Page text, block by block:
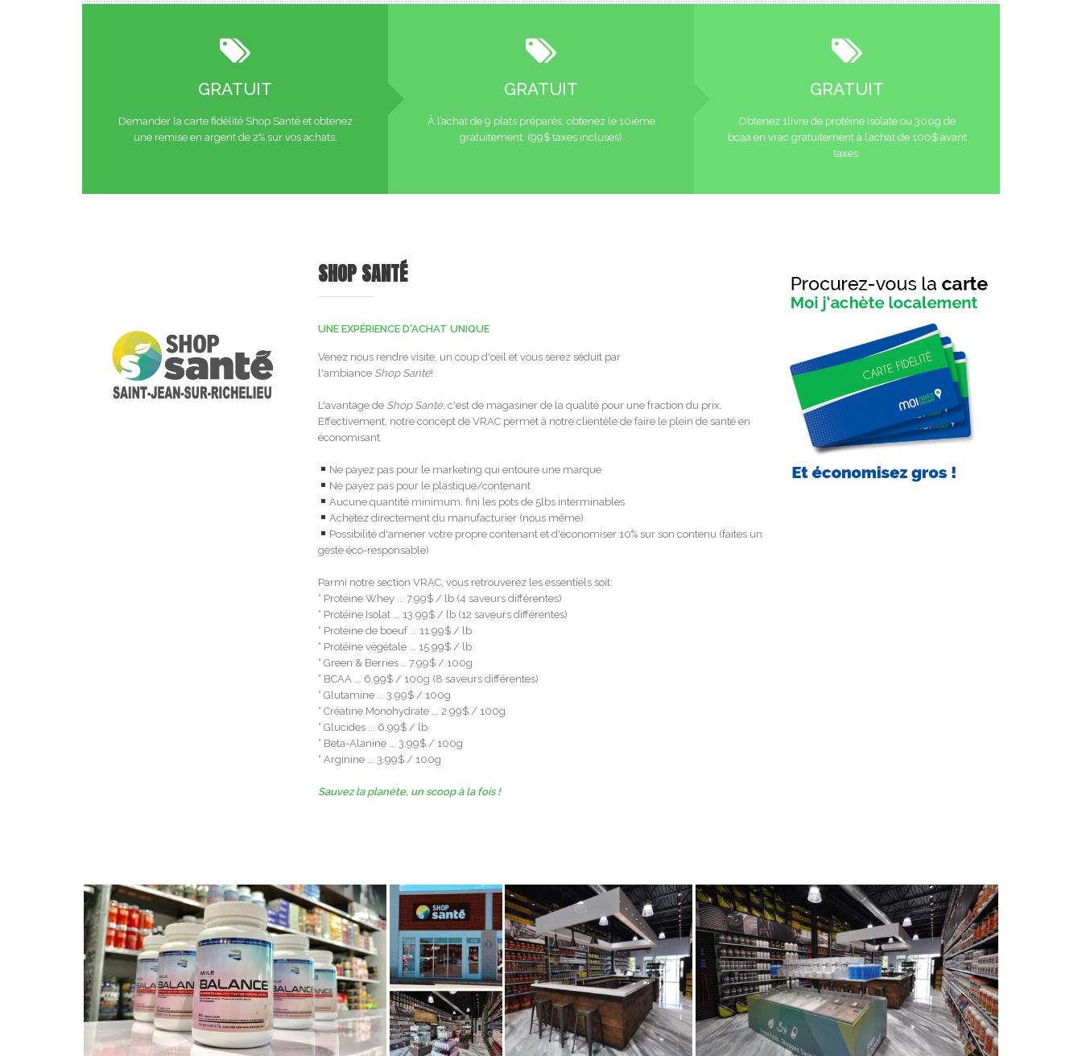
GRATUIT
Demander la carte fidélité Shop Santé et obtenez
une remise en argent de 2% sur vos achats.
GRATUIT
À l’achat de 9 plats préparés, obtenez le 10ième
gratuitement. (99$ taxes incluses)
GRATUIT
Obtenez 1livre de protéine isolate ou 300g de
bcaa en vrac gratuitement à l’achat de 100$ avant
taxes.
SHOP SANTÉ
UNE EXPÉRIENCE D'ACHAT UNIQUE
Venez nous rendre visite, un coup d'œil et vous serez séduit par
l'ambiance Shop Santé!
L'avantage de Shop Santé, c'est de magasiner de la qualité pour une fraction du prix.
Effectivement, notre concept de VRAC permet à notre clientèle de faire le plein de santé en
économisant.
Ne payez pas pour le marketing qui entoure une marque
Ne payez pas pour le plastique/contenant
Aucune quantité minimum, fini les pots de 5lbs interminables
Achetez directement du manufacturier (nous même)
Possibilité d'amener votre propre contenant et d'économiser 10% sur son contenu (faites un
geste éco-responsable)
Parmi notre section VRAC, vous retrouverez les essentiels soit:
° Protéine Whey ... 7.99$ / lb (4 saveurs différentes)
° Protéine Isolat ... 13.99$ / lb (12 saveurs différentes)
° Protéine de boeuf ... 11.99$ / lb
° Protéine végétale ... 15.99$ / lb
° Green & Berries … 7.99$ / 100g
° BCAA ... 6.99$ / 100g (8 saveurs différentes)
° Glutamine ... 3.99$ / 100g
° Créatine Monohydrate ... 2.99$ / 100g
° Glucides ... 6.99$ / lb
° Beta-Alanine ... 3.99$ / 100g
° Arginine ... 3.99$ / 100g
Sauvez la planète, un scoop à la fois !